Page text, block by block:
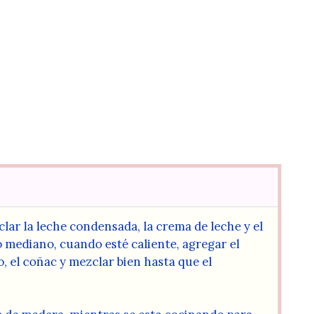
la leche condensada, la crema de leche y el
mediano, cuando esté caliente, agregar el
el coñac y mezclar bien hasta que el